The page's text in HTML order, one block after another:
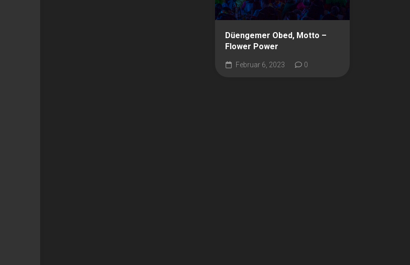
Düengemer Obed, Motto –
Flower Power
Februar 6, 2023 0